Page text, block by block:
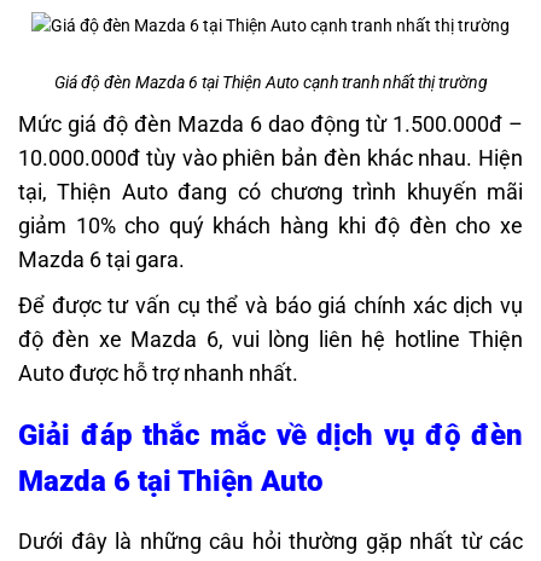
Giá độ đèn Mazda 6 tại Thiện Auto cạnh tranh nhất thị trường
Mức giá độ đèn Mazda 6 dao động từ 1.500.000đ –
10.000.000đ tùy vào phiên bản đèn khác nhau. Hiện
tại, Thiện Auto đang có chương trình khuyến mãi
giảm 10% cho quý khách hàng khi độ đèn cho xe
Mazda 6 tại gara.
Để được tư vấn cụ thể và báo giá chính xác dịch vụ
độ đèn xe Mazda 6, vui lòng liên hệ hotline Thiện
Auto được hỗ trợ nhanh nhất.
Giải đáp thắc mắc về dịch vụ độ đèn
Mazda 6 tại Thiện Auto
Dưới đây là những câu hỏi thường gặp nhất từ các